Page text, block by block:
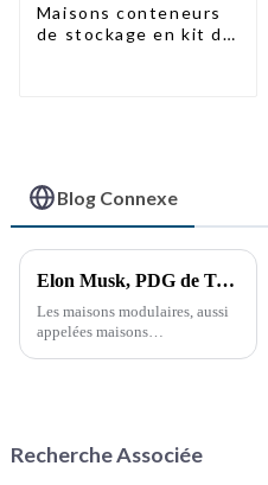
Maisons conteneurs
de stockage en kit de
Blog Connexe
Elon Musk, PDG de Tesla, suscite un regain d'intérêt pour les maisons modulaires : l'avenir de la révolution du logement
Les maisons modulaires, aussi
appelées maisons
transportés vers leur lieu de
Recherche Associée